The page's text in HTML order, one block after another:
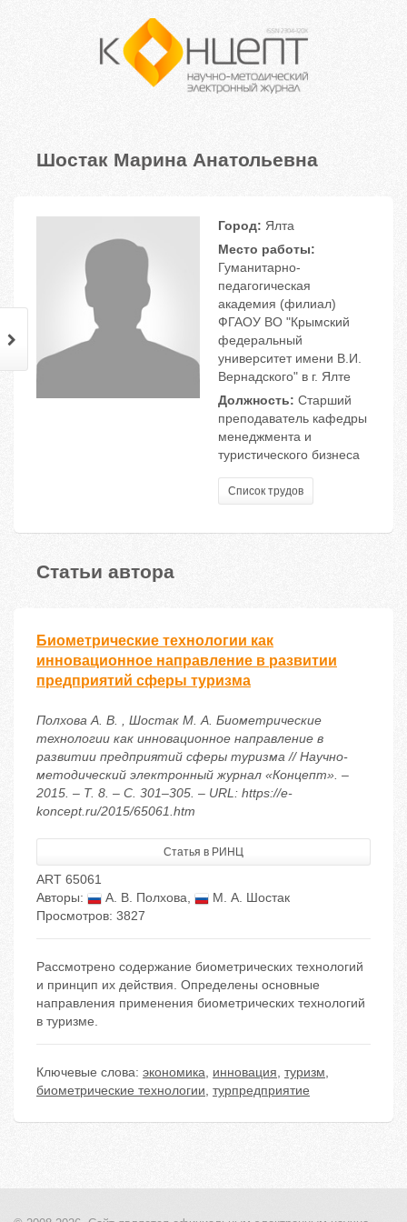
Шостак Марина Анатольевна
Город: Ялта
Место работы:
Гуманитарно-
педагогическая
академия (филиал)
ФГАОУ ВО "Крымский
федеральный
университет имени В.И.
Вернадского" в г. Ялте
Должность: Старший
преподаватель кафедры
менеджмента и
туристического бизнеса
Список трудов
Статьи автора
Биометрические технологии как
инновационное направление в развитии
предприятий сферы туризма
Полхова А. В. , Шостак М. А. Биометрические
технологии как инновационное направление в
развитии предприятий сферы туризма // Научно-
методический электронный журнал «Концепт». –
2015. – Т. 8. – С. 301–305. – URL: https://e-
koncept.ru/2015/65061.htm
Статья в РИНЦ
ART 65061
Авторы:
А. В. Полхова,
М. А. Шостак
Просмотров: 3827
Рассмотрено содержание биометрических технологий
и принцип их действия. Определены основные
направления применения биометрических технологий
в туризме.
Ключевые слова: экономика, инновация, туризм,
биометрические технологии, турпредприятие